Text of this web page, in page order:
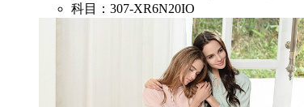
科目：307-XR6N20IO